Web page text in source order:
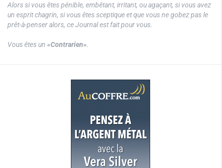
Alors si vous êtes pénible, embêtant, irritant, ou agaçant, si vous avez
un esprit chagrin, si vous êtes sceptique et que vous ne gobez pas le
prêt-à-penser alors, ce Journal est fait pour vous.
Vous êtes un «Contrarien».